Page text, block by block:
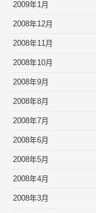
2009年1月
2008年12月
2008年11月
2008年10月
2008年9月
2008年8月
2008年7月
2008年6月
2008年5月
2008年4月
2008年3月